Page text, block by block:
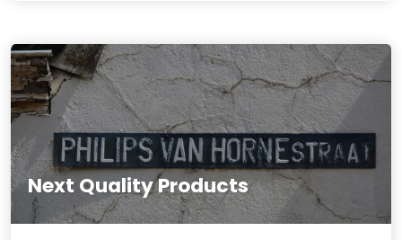
Next Quality Products